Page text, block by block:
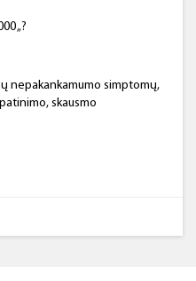
„?
nepakankamumo simptomų,
skausmo